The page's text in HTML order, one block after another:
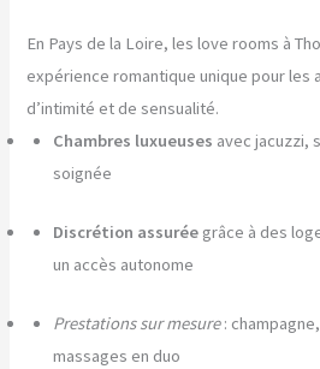
En Pays de la Loire, les love rooms à
expérience romantique unique pour les
d’intimité et de sensualité.
Chambres luxueuses avec jacuzzi,
soignée
Discrétion assurée grâce à des
un accès autonome
Prestations sur mesure:
massages en duo